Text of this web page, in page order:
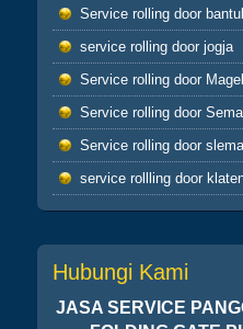
bertebaranlah kamu
karunia Allah dan
banyak agar kamu
Sahabatku..karunia
uang,bisa
iman dan lain-lain.
ibadah
Service rolling door bantul
service rolling door jogja
Service rolling door
Service rolling door
Service rolling door
service rollling door
Hubungi Kami
JASA SERVICE